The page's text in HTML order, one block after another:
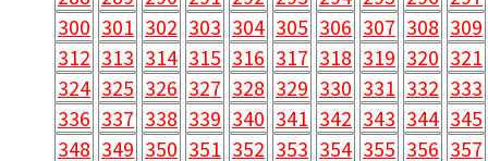
300 301 302 303 304 305 306 307 308 309
312 313 314 315 316 317 318 319 320 321
324 325 326 327 328 329 330 331 332 333
336 337 338 339 340 341 342 343 344 345
348 349 350 351 352 353 354 355 356 357